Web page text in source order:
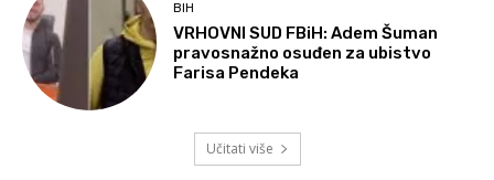
BIH
VRHOVNI SUD FBiH: Adem Šuman
pravosnažno osuđen za ubistvo
Farisa Pendeka
Učitati više